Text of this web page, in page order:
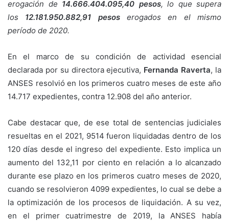
erogación de 14.666.404.095,40 pesos, lo que supera
los 12.181.950.882,91 pesoserogados en el mismo
período de 2020.
En el marco de su condición de actividad esencial
declarada por su directora ejecutiva, Fernanda Raverta, la
ANSES resolvió en los primeros cuatro meses de este año
14.717 expedientes, contra 12.908 del año anterior.
Cabe destacar que, de ese total de sentencias judiciales
resueltas en el 2021, 9514 fueron liquidadas dentro de los
120 días desde el ingreso del expediente. Esto implica un
aumento del 132,11 por ciento en relación a lo alcanzado
durante ese plazo en los primeros cuatro meses de 2020,
cuando se resolvieron 4099 expedientes, lo cual se debe a
la optimización de los procesos de liquidación. A su vez,
en el primer cuatrimestre de 2019, la ANSES había